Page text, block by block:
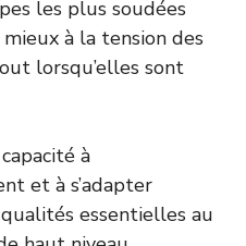
les plus soudées
à la tension des
lorsqu’elles sont
à
et à s’adapter
essentielles au